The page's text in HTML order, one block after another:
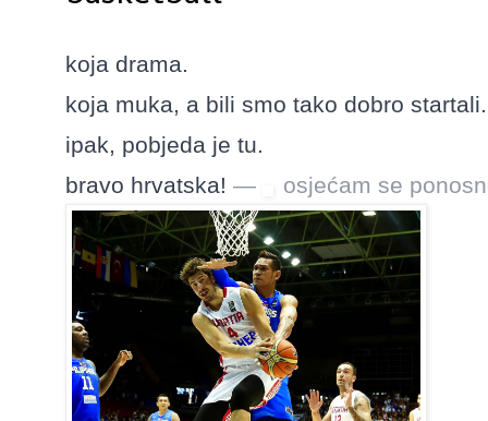
koja drama.
koja muka, a bili smo tako dobro startali.
ipak, pobjeda je tu.
bravo hrvatska! — osjećam se